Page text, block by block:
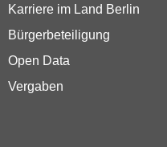
Karriere im Land Berlin
Bürgerbeteiligung
Open Data
Vergaben